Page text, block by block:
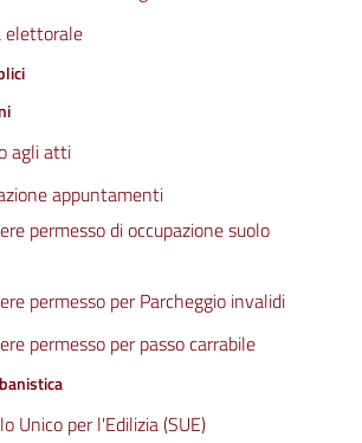
elettorale
agli atti
appuntamenti
permesso di occupazione suolo
permesso per Parcheggio invalidi
permesso per passo carrabile
Unico per l'Edilizia (SUE)